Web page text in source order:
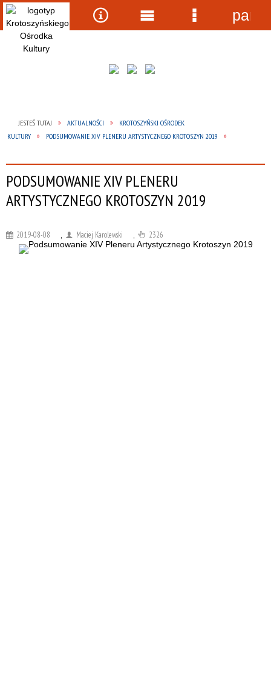
JESTEŚ TUTAJ AKTUALNOŚCI
KROTOSZYŃSKI OŚRODEK
KULTURY
PODSUMOWANIE XIV PLENERU ARTYSTYCZNEGO KROTOSZYN 2019
PODSUMOWANIE XIV PLENERU
ARTYSTYCZNEGO KROTOSZYN 2019
2019-08-08 Maciej Karolewski 2326
Wyszukiwarka
Narzędzia
Menu Menu
panel